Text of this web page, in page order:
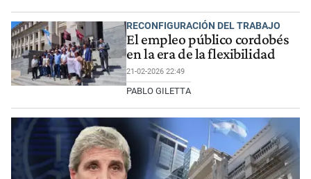
RECONFIGURACIÓN DEL TRABAJO
El empleo público cordobés
en la era de la flexibilidad
21-02-2026 22:49
PABLO GILETTA